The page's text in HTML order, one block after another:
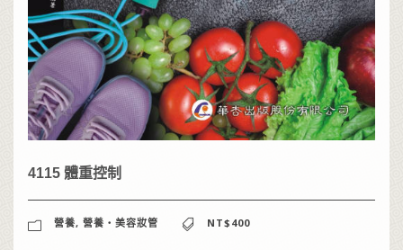
4115 體重控制
營養, 營養‧美容妝管 NT$400